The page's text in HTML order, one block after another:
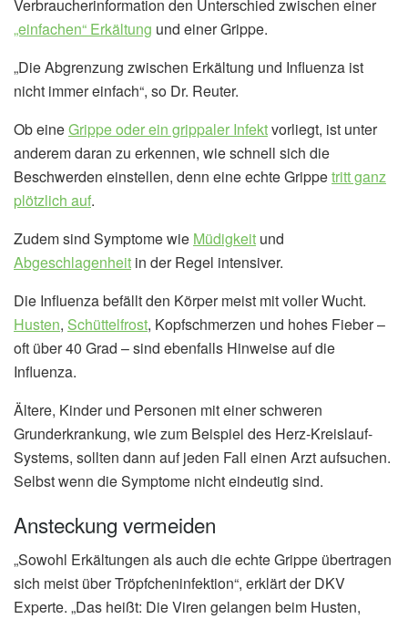
Verbraucherinformation den Unterschied zwischen einer
„einfachen“ Erkältung und einer Grippe.
„Die Abgrenzung zwischen Erkältung und Influenza ist
nicht immer einfach“, so Dr. Reuter.
Ob eineGrippe oder ein grippaler Infektvorliegt, ist unter
anderem daran zu erkennen, wie schnell sich die
Beschwerden einstellen, denn eine echte Grippetritt ganz
plötzlich auf.
Zudem sind Symptome wie Müdigkeit und
Abgeschlagenheit in der Regel intensiver.
Die Influenza befällt den Körper meist mit voller Wucht.
Husten, Schüttelfrost, Kopfschmerzen und hohes Fieber –
oft über 40 Grad – sind ebenfalls Hinweise auf die
Influenza.
Ältere, Kinder und Personen mit einer schweren
Grunderkrankung, wie zum Beispiel des Herz-Kreislauf-
Systems, sollten dann auf jeden Fall einen Arzt aufsuchen.
Selbst wenn die Symptome nicht eindeutig sind.
Ansteckung vermeiden
„Sowohl Erkältungen als auch die echte Grippe übertragen
sich meist über Tröpfcheninfektion“, erklärt der DKV
Experte. „Das heißt: Die Viren gelangen beim Husten,